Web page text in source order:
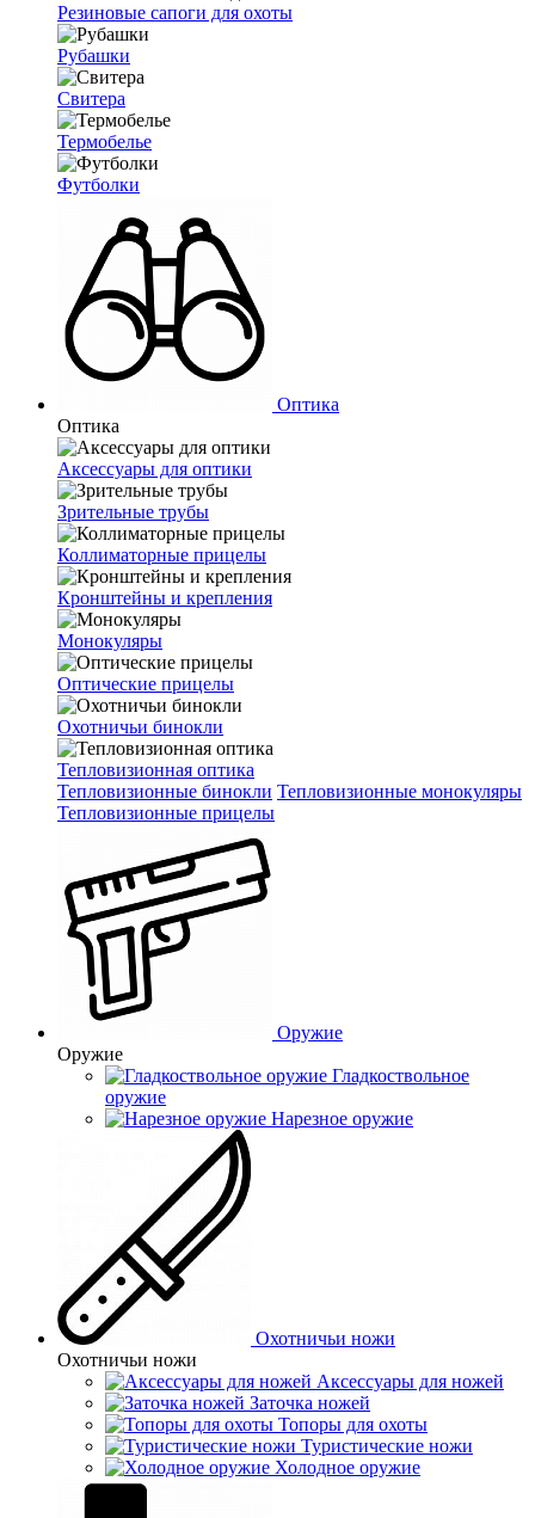
Резиновые сапоги для охоты
Рубашки
Свитера
Термобелье
Футболки
Оптика
Оптика
Аксессуары для оптики
Зрительные трубы
Коллиматорные прицелы
Кронштейны и крепления
Монокуляры
Оптические прицелы
Охотничьи бинокли
Тепловизионная оптика
Тепловизионные бинокли Тепловизионные монокуляры
Тепловизионные прицелы
Оружие
Оружие
Гладкоствольное
оружие
Нарезное оружие
Охотничьи ножи
Охотничьи ножи
Аксессуары для ножей
Заточка ножей
Топоры для охоты
Туристические ножи
Холодное оружие